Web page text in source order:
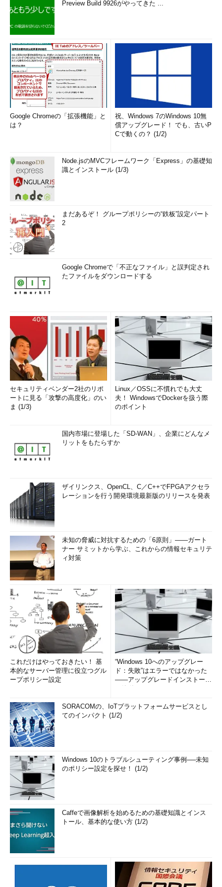
Preview Build 9926がやってきた ...
Google Chromeの「拡張機能」と
は？
祝、Windows 7のWindows 10無
償アップグレード！ でも、古いP
Cで動くの？ (1/2)
Node.jsのMVCフレームワーク「Express」の基礎知
識とインストール (1/3)
まだあるぞ！ グループポリシーの“鉄板”設定パート
2
Google Chromeで「不正なファイル」と誤判定され
たファイルをダウンロードする
セキュリティベンダー2社のリポ
ートに見る「攻撃の高度化」のい
ま (1/3)
Linux／OSSに不慣れでも大丈
夫！ WindowsでDockerを扱う際
のポイント
国内市場に登場した「SD-WAN」、企業にどんなメ
リットをもたらすか
ザイリンクス、OpenCL、C／C++でFPGAアクセラ
レーションを行う開発環境最新版のリリースを発表
未知の脅威に対抗するための「6原則」――ガート
ナー サミットから学ぶ、これからの情報セキュリテ
ィ対策
これだけはやっておきたい！ 基
本的なサーバー管理に役立つグル
ープポリシー設定
“Windows 10へのアップグレー
ド：失敗”はエラーではなかった
――アップグレードインストール
SORACOMの、IoTプラットフォームサービスとし
てのインパクト (1/2)
Windows 10のトラブルシューティング事例──未知
のポリシー設定を探せ！ (1/2)
Caffeで画像解析を始めるための基礎知識とインス
トール、基本的な使い方 (1/2)